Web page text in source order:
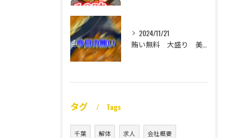
2024/11/21
タグ Tags
千葉 解体 求人 会社概要